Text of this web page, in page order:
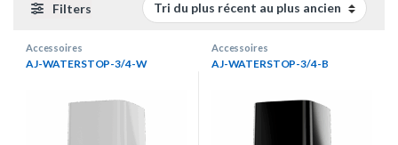
Filters
Accessoires
AJ-WATERSTOP-3/4-W
Accessoires
AJ-WATERSTOP-3/4-B